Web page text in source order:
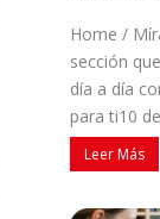
Home /
sección
día a día
para ti10
Leer Más